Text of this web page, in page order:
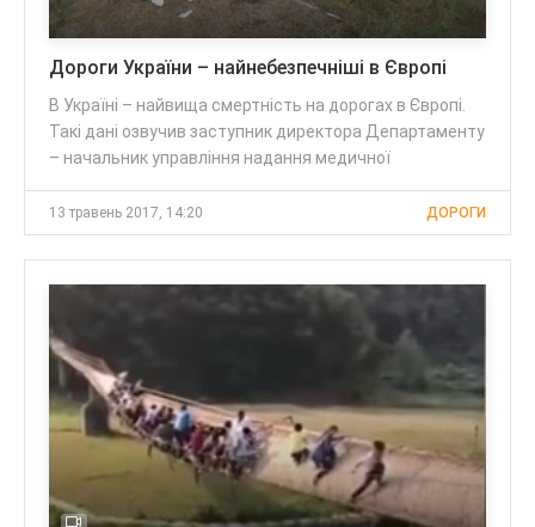
Дороги України – найнебезпечніші в Європі
В Україні – найвища смертність на дорогах в Європі.
Такі дані озвучив заступник директора Департаменту
– начальник управління надання медичної
13 травень 2017, 14:20 ДОРОГИ